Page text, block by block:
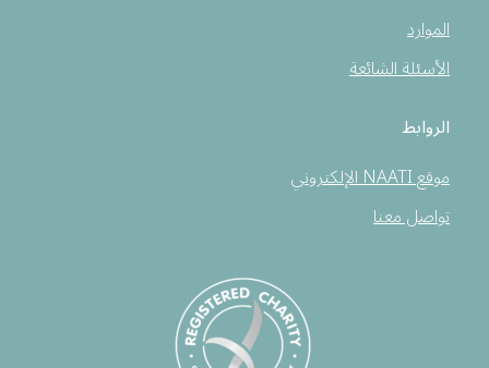
الموارد
الأسئلة الشائعة
الروابط
موقع NAATI الإلكتروني
تواصل معنا